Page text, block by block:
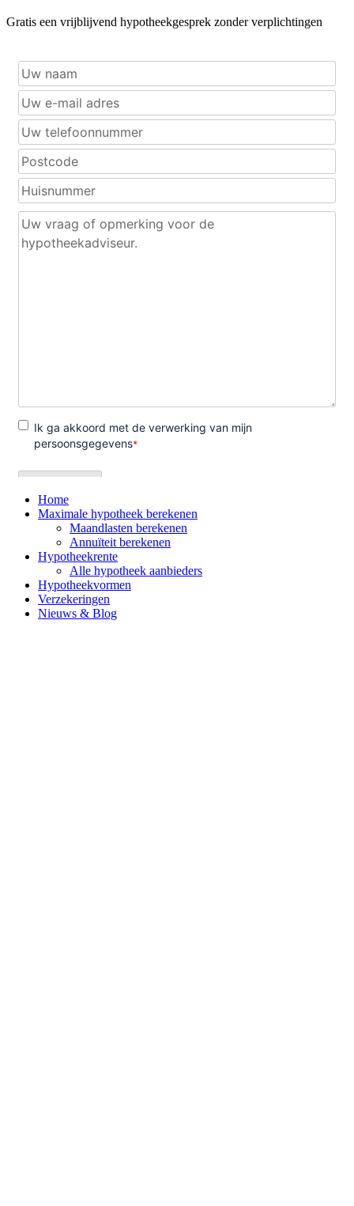
Gratis een vrijblijvend hypotheekgesprek zonder verplichtingen
Home
Maximale hypotheek berekenen
Maandlasten berekenen
Annuïteit berekenen
Hypotheekrente
Alle hypotheek aanbieders
Hypotheekvormen
Verzekeringen
Nieuws & Blog